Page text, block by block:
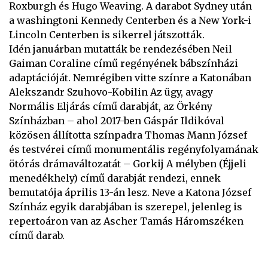
Roxburgh és Hugo Weaving. A darabot Sydney után
a washingtoni Kennedy Centerben és a New York-i
Lincoln Centerben is sikerrel játszották.
Idén januárban mutatták be rendezésében Neil
Gaiman Coraline című regényének bábszínházi
adaptációját. Nemrégiben vitte színre a Katonában
Alekszandr Szuhovo-Kobilin Az ügy, avagy
Normális Eljárás című darabját, az Örkény
Színházban – ahol 2017-ben Gáspár Ildikóval
közösen állította színpadra Thomas Mann József
és testvérei című monumentális regényfolyamának
ötórás drámaváltozatát – Gorkij A mélyben (Éjjeli
menedékhely) című darabját rendezi, ennek
bemutatója április 13-án lesz. Neve a Katona József
Színház egyik darabjában is szerepel, jelenleg is
repertoáron van az Ascher Tamás Háromszéken
című darab.